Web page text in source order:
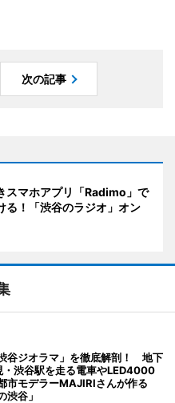
次の記事
スマホアプリ「Radimo」で
る！「渋谷のラジオ」オン
谷ジオラマ」を徹底解剖！ 地下
・渋谷駅を走る電車やLED4000
モデラーMAJIRIさんが作る
渋谷」